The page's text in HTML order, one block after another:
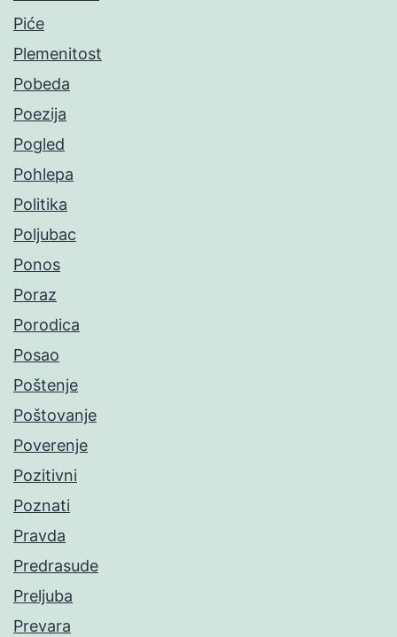
Piće
Plemenitost
Pobeda
Poezija
Pogled
Pohlepa
Politika
Poljubac
Ponos
Poraz
Porodica
Posao
Poštenje
Poštovanje
Poverenje
Pozitivni
Poznati
Pravda
Predrasude
Preljuba
Prevara